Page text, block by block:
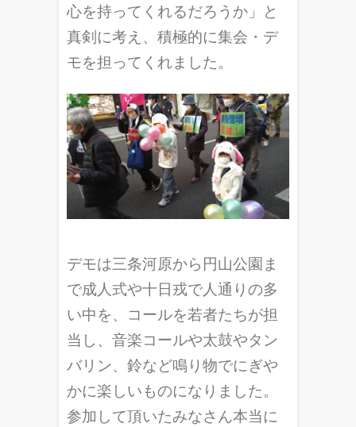
心を持ってくれるだろうか」と
真剣に考え、積極的に集会・デ
モを担ってくれました。
デモは三条河原から円山公園ま
で成人式や十日戎で人通りの多
い中を、コールを若者たちが担
当し、音楽コールや太鼓やタン
バリン、鈴など鳴り物でにぎや
かに楽しいものになりました。
参加して頂いたみなさん本当に